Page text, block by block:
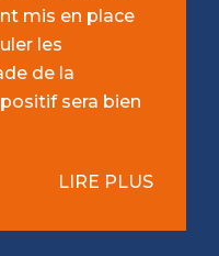
mis en place
les
de la
sera bien
LIRE PLUS